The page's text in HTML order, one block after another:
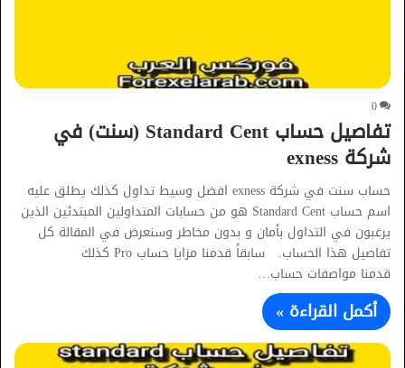
0
تفاصيل حساب Standard Cent (سنت) في
شركة exness
حساب سنت في شركة exness افضل وسيط تداول كذلك يطلق عليه
اسم حساب Standard Cent هو من حسابات المتداولين المبتدئين الذين
يرغبون في التداول بأمان و بدون مخاطر وسنعرض في المقالة كل
تفاصيل هذا الحساب. سابقاً قدمنا مزايا حساب Pro كذلك
قدمنا مواصفات حساب…
أكمل القراءة »